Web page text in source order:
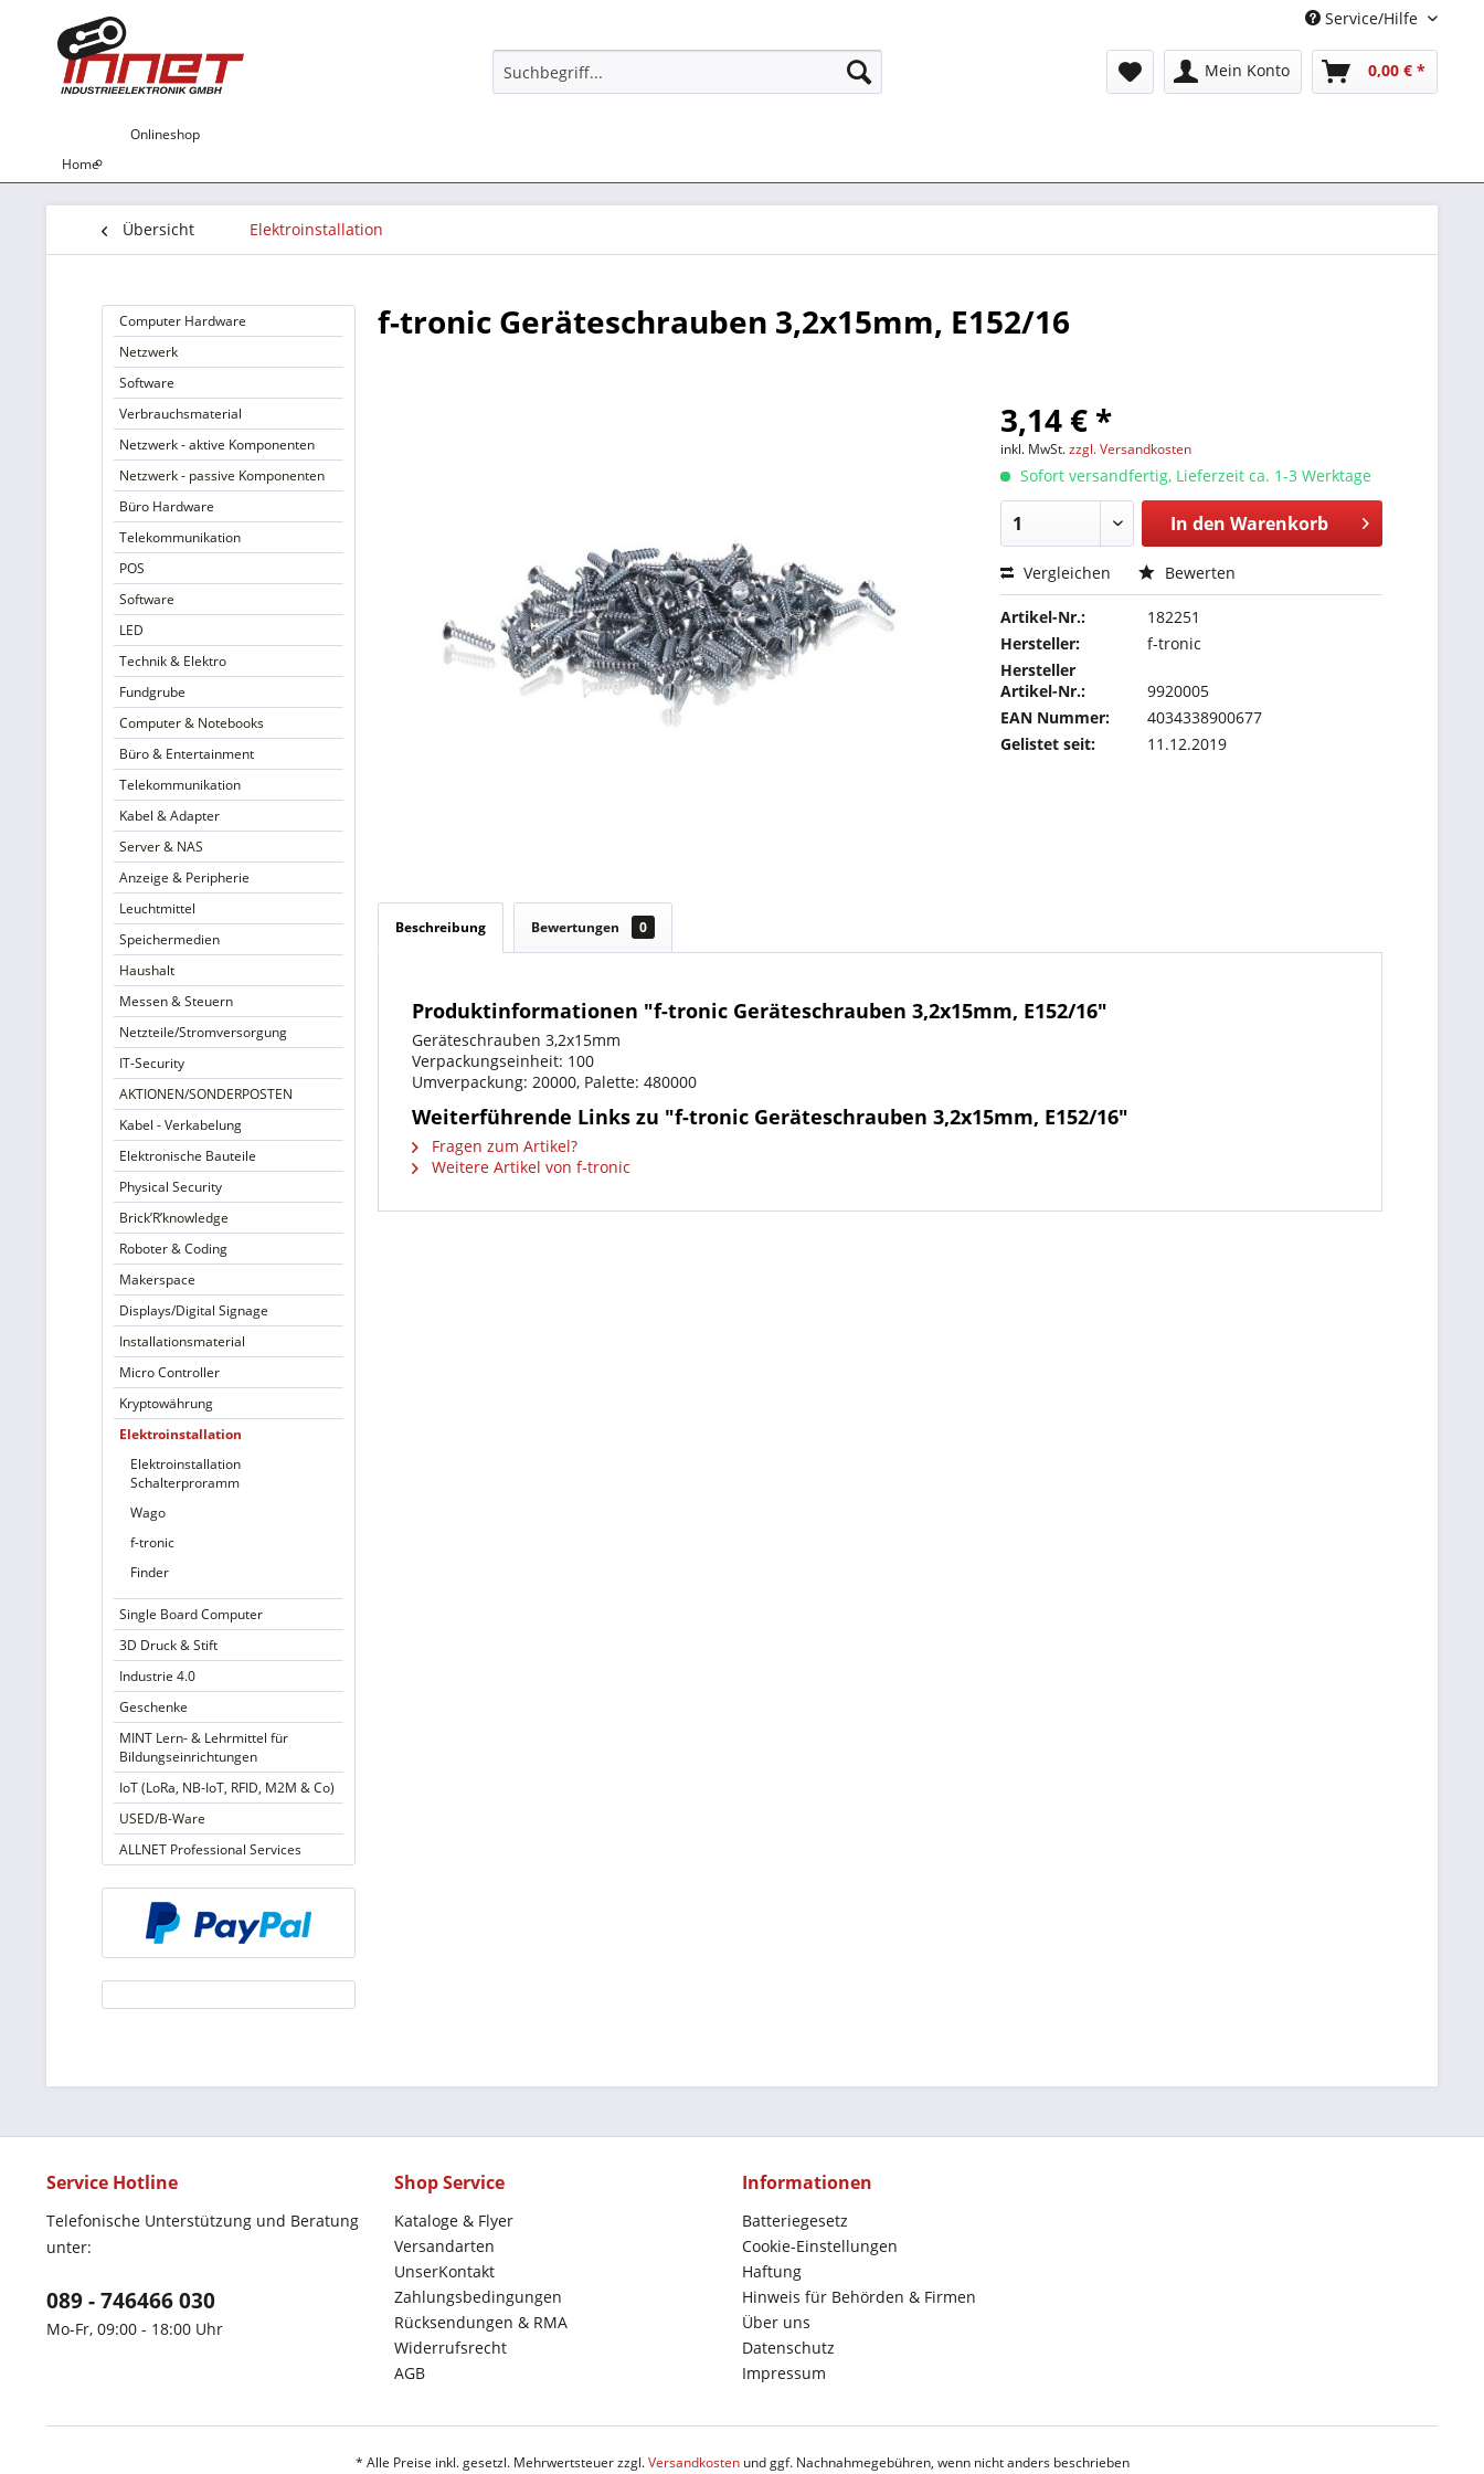
Service/Hilfe
Mein Konto 0,00 € *
Home
Onlineshop
Übersicht Elektroinstallation
Computer Hardware
Netzwerk
Software
Verbrauchsmaterial
Netzwerk - aktive Komponenten
Netzwerk - passive Komponenten
Büro Hardware
Telekommunikation
POS
Software
LED
Technik & Elektro
Fundgrube
Computer & Notebooks
Büro & Entertainment
Telekommunikation
Kabel & Adapter
Server & NAS
Anzeige & Peripherie
Leuchtmittel
Speichermedien
Haushalt
Messen & Steuern
Netzteile/Stromversorgung
IT-Security
AKTIONEN/SONDERPOSTEN
Kabel - Verkabelung
Elektronische Bauteile
Physical Security
Brick’R’knowledge
Roboter & Coding
Makerspace
Displays/Digital Signage
Installationsmaterial
Micro Controller
Kryptowährung
Elektroinstallation
Elektroinstallation
Schalterproramm
Wago
f-tronic
Finder
Single Board Computer
3D Druck & Stift
Industrie 4.0
Geschenke
MINT Lern- & Lehrmittel für
Bildungseinrichtungen
IoT (LoRa, NB-IoT, RFID, M2M & Co)
USED/B-Ware
ALLNET Professional Services
f-tronic Geräteschrauben 3,2x15mm, E152/16
3,14 € *
inkl. MwSt.zzgl. Versandkosten
Sofort versandfertig, Lieferzeit ca. 1-3 Werktage
In den Warenkorb
Vergleichen Bewerten
Artikel-Nr.:
182251
Hersteller:
f-tronic
Hersteller
Artikel-Nr.:
9920005
EAN Nummer:
4034338900677
Gelistet seit:
11.12.2019
Beschreibung Bewertungen 0
Produktinformationen "f-tronic Geräteschrauben 3,2x15mm, E152/16"
Geräteschrauben 3,2x15mm
Verpackungseinheit: 100
Umverpackung: 20000, Palette: 480000
Weiterführende Links zu "f-tronic Geräteschrauben 3,2x15mm, E152/16"
Fragen zum Artikel?
Weitere Artikel von f-tronic
Service Hotline
Telefonische Unterstützung und Beratung
unter:
089 - 746466 030
Mo-Fr, 09:00 - 18:00 Uhr
Shop Service
Kataloge & Flyer
Versandarten
UnserKontakt
Zahlungsbedingungen
Rücksendungen & RMA
Widerrufsrecht
AGB
Informationen
Batteriegesetz
Cookie-Einstellungen
Haftung
Hinweis für Behörden & Firmen
Über uns
Datenschutz
Impressum
* Alle Preise inkl. gesetzl. Mehrwertsteuer zzgl.Versandkostenund ggf. Nachnahmegebühren, wenn nicht anders beschrieben